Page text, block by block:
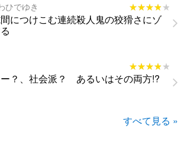
ひでゆき ★★★★★
★★★★★
につけこむ連続殺人鬼の狡猾さにゾ
★★★★★
★★★★★
？、社会派？ あるいはその両方!?
すべて見る »